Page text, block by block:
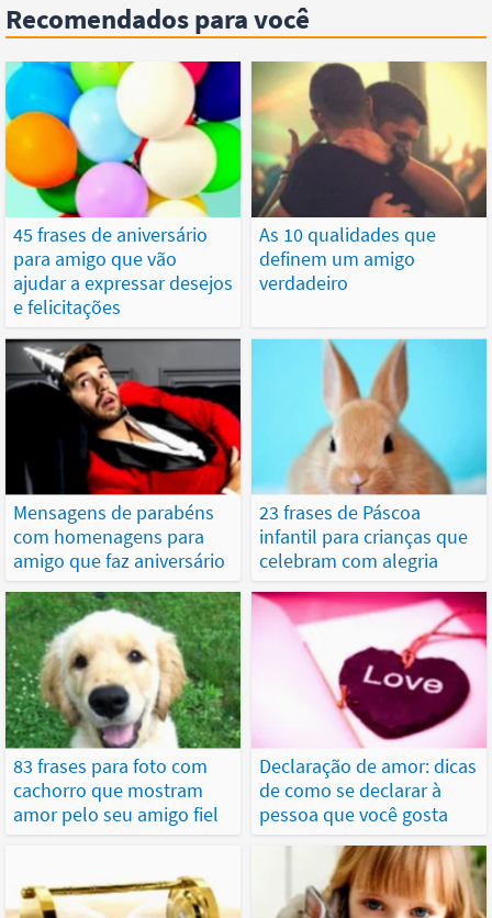
Recomendados para você
45 frases de aniversário
para amigo que vão
ajudar a expressar desejos
e felicitações
As 10 qualidades que
definem um amigo
verdadeiro
Mensagens de parabéns
com homenagens para
amigo que faz aniversário
23 frases de Páscoa
infantil para crianças que
celebram com alegria
83 frases para foto com
cachorro que mostram
amor pelo seu amigo fiel
Declaração de amor: dicas
de como se declarar à
pessoa que você gosta